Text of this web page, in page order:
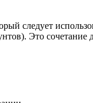
следует
Это